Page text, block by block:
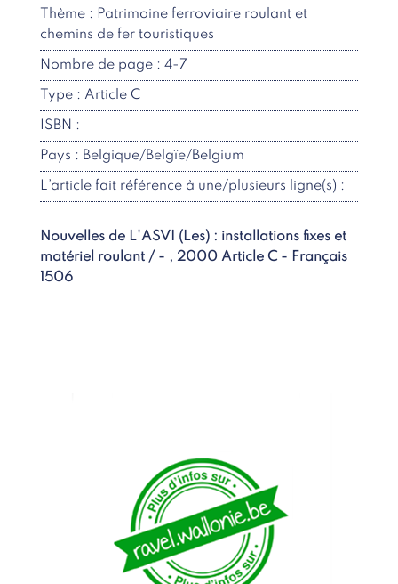
Thème : Patrimoine ferroviaire roulant et
chemins de fer touristiques
Nombre de page : 4-7
Type : Article C
ISBN :
Pays : Belgique/Belgïe/Belgium
L’article fait référence à une/plusieurs ligne(s) :
Nouvelles de L'ASVI (Les) : installations fixes et
matériel roulant / - , 2000 Article C - Français
1506